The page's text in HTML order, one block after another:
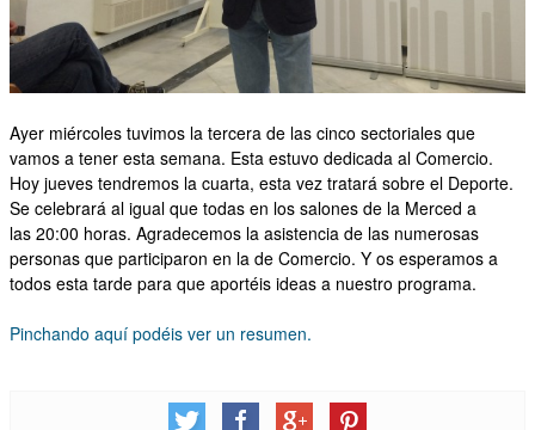
OTRAS INICIATIVAS
PARTICIPA
CONTACTA
AFÍLIATE
Ayer miércoles tuvimos la tercera de las cinco sectoriales que
vamos a tener esta semana. Esta estuvo dedicada al Comercio.
Hoy jueves tendremos la cuarta, esta vez tratará sobre el Deporte.
Se celebrará al igual que todas en los salones de la Merced a
las 20:00 horas. Agradecemos la asistencia de las numerosas
personas que participaron en la de Comercio. Y os esperamos a
todos esta tarde para que aportéis ideas a nuestro programa.
Pinchando aquí podéis ver un resumen.